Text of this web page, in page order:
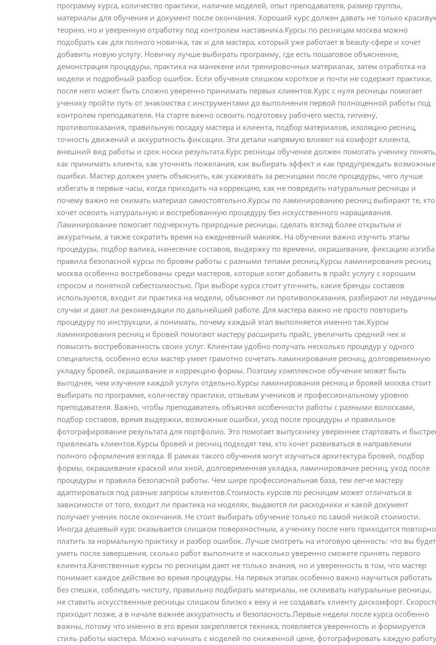
программу курса, количество практики, наличие моделей, опыт преподавателя, размер группы,
материалы для обучения и документ после окончания. Хороший курс должен давать не только
теорию, но и уверенную отработку под контролем наставника.Курсы по ресницам москва можно
подобрать как для полного новичка, так и для мастера, который уже работает в beauty-сфере и хочет
добавить новую услугу. Новичку лучше выбирать программу, где есть пошаговое объяснение,
демонстрация процедуры, практика на манекене или тренировочных материалах, затем отработка на
модели и подробный разбор ошибок. Если обучение слишком короткое и почти не содержит практики,
после него может быть сложно уверенно принимать первых клиентов.Курс с нуля ресницы помогает
ученику пройти путь от знакомства с инструментами до выполнения первой полноценной работы под
контролем преподавателя. На старте важно освоить подготовку рабочего места, гигиену,
противопоказания, правильную посадку мастера и клиента, подбор материалов, изоляцию ресниц,
точность движений и аккуратность фиксации. Эти детали напрямую влияют на комфорт клиента,
внешний вид работы и срок носки результата.Курс ресницы обучение должен помогать ученику
как принимать клиента, как уточнять пожелания, как выбирать эффект и как предупреждать возможные
ошибки. Мастер должен уметь объяснить, как ухаживать за ресницами после процедуры, чего лучше
избегать в первые часы, когда приходить на коррекцию, как не повредить натуральные ресницы и
почему важно не снимать материал самостоятельно.Курсы по ламинированию ресниц выбирают те, кто
хочет освоить натуральную и востребованную процедуру без искусственного наращивания.
Ламинирование помогает подчеркнуть природные ресницы, сделать взгляд более открытым и
аккуратным, а также сократить время на ежедневный макияж. На обучении важно изучить этапы
процедуры, подбор валика, нанесение составов, выдержку по времени, окрашивание, фиксацию
правила безопасной курсы по бровям работы с разными типами ресниц.Курсы ламинирования ресниц
москва особенно востребованы среди мастеров, которые хотят добавить в прайс услугу с хорошим
спросом и понятной себестоимостью. При выборе курса стоит уточнить, какие бренды составов
используются, входит ли практика на модели, объясняют ли противопоказания, разбирают ли
случаи и дают ли рекомендации по дальнейшей работе. Для мастера важно не просто повторить
процедуру по инструкции, а понимать, почему каждый этап выполняется именно так.Курсы
ламинирования ресниц и бровей помогают мастеру расширить прайс, увеличить средний чек и
повысить востребованность своих услуг. Клиентам удобно получать несколько процедур у одного
специалиста, особенно если мастер умеет грамотно сочетать ламинирование ресниц, долговременную
укладку бровей, окрашивание и коррекцию формы. Поэтому комплексное обучение может быть
выгоднее, чем изучение каждой услуги отдельно.Курсы ламинирования ресниц и бровей москва стоит
выбирать по программе, количеству практики, отзывам учеников и профессиональному уровню
преподавателя. Важно, чтобы преподаватель объяснял особенности работы с разными волосками,
подбор составов, время выдержки, возможные ошибки, уход после процедуры и правильное
фотографирование результата для портфолио. Это помогает выпускнику увереннее стартовать и
привлекать клиентов.Курсы бровей и ресниц подходят тем, кто хочет развиваться в направлении
полного оформления взгляда. В рамках такого обучения могут изучаться архитектура бровей, подбор
формы, окрашивание краской или хной, долговременная укладка, ламинирование ресниц, уход после
процедуры и правила безопасной работы. Чем шире профессиональная база, тем легче мастеру
адаптироваться под разные запросы клиентов.Стоимость курсов по ресницам может отличаться в
зависимости от того, входит ли практика на моделях, выдаются ли расходники и какой документ
получает ученик после окончания. Не стоит выбирать обучение только по самой низкой стоимости.
Иногда дешевый курс оказывается слишком поверхностным, а ученику после него приходится повторно
платить за нормальную практику и разбор ошибок. Лучше смотреть на итоговую ценность: что вы
уметь после завершения, сколько работ выполните и насколько уверенно сможете принять первого
клиента.Качественные курсы по ресницам дают не только знания, но и уверенность в том, что мастер
понимает каждое действие во время процедуры. На первых этапах особенно важно научиться работать
без спешки, соблюдать чистоту, правильно подбирать материалы, не склеивать натуральные ресницы,
не ставить искусственные ресницы слишком близко к веку и не создавать клиенту дискомфорт.
приходит позже, а в начале важнее аккуратность и безопасность.Первые недели после курса особенно
важны, потому что именно в это время закрепляется техника, появляется уверенность и формируется
стиль работы мастера. Можно начинать с моделей по сниженной цене, фотографировать каждую